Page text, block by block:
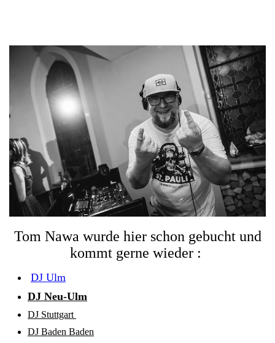
Tom Nawa wurde hier schon gebucht und
kommt gerne wieder :
DJ Ulm
DJ Neu-Ulm
DJ Stuttgart
DJ Baden Baden